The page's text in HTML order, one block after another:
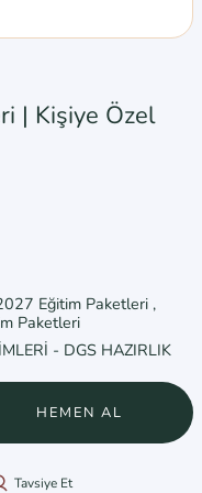
| Kişiye Özel
Eğitim Paketleri ,
Paketleri
- DGS HAZIRLIK
HEMEN AL
Tavsiye Et